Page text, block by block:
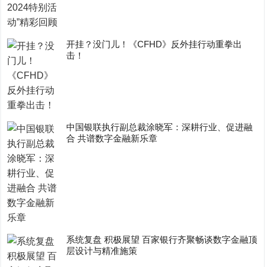
开挂？没门儿！《CFHD》反外挂行动重拳出
击！
中国银联执行副总裁涂晓军：深耕行业、促进融
合 共谱数字金融新乐章
系统复盘 积极展望 百家银行齐聚畅谈数字金融顶
层设计与精准施策